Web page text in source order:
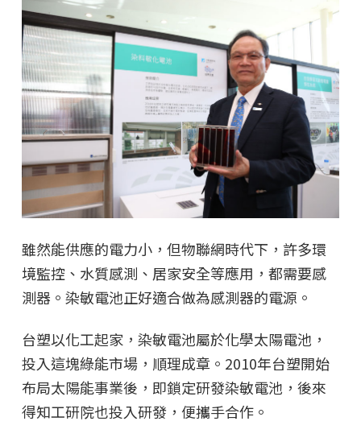
雖然能供應的電力小，但物聯網時代下，許多環
境監控、水質感測、居家安全等應用，都需要感
測器。染敏電池正好適合做為感測器的電源。
台塑以化工起家，染敏電池屬於化學太陽電池，
投入這塊綠能市場，順理成章。2010年台塑開始
布局太陽能事業後，即鎖定研發染敏電池，後來
得知工研院也投入研發，便攜手合作。